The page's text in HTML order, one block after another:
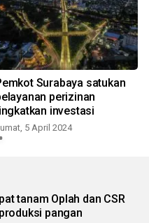
Surabaya satukan
perizinan
investasi
5 April 2024
tanam Oplah dan CSR
pangan